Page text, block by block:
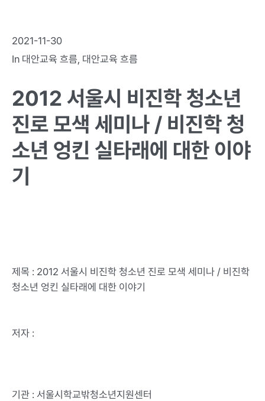
2021-11-30
In 대안교육 흐름, 대안교육 흐름
2012 서울시 비진학 청소년
진로 모색 세미나 / 비진학 청
소년 엉킨 실타래에 대한 이야
기
제목 : 2012 서울시 비진학 청소년 진로 모색 세미나 / 비진학
청소년 엉킨 실타래에 대한 이야기
저자 :
기관 : 서울시학교밖청소년지원센터